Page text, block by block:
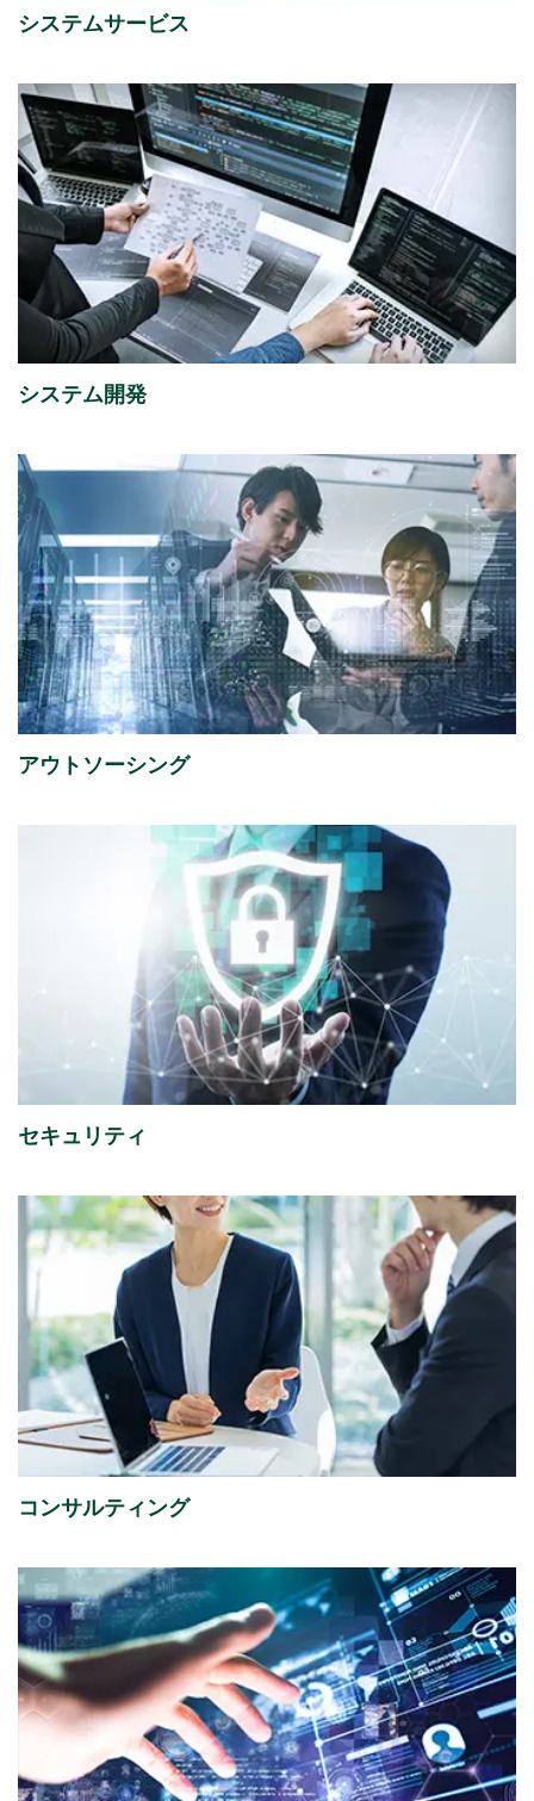
始める課題の可視化と対策準備』出展のご案内
2026年07月01日 イベント
富士通株式会社主催イベント「Fujitsu Experience
Day 2026」
出展のご案内
2026年08月06日 経営・財務
「さくらケーシーエス、ヴィッセル神戸オフィシャル
パートナーとして2026/27シーズンを応援」を掲載し
ました。
（4,123KB）
「ITトレンドEXPO2026 Summer」出展のご案内
2026年07月31日 経営・財務
2027年３月期 第１四半期決算概況 （1,736KB）
2026年07月31日
（356KB）
経営・財務
『1,149件のAI活用アイデアが集結「生成AIプロンプト
コンテストを開催」』を掲載しました。
（4,221KB）
2026年07月16日
2026年07月13日 経営・財務
譲渡制限付株式報酬としての自己株式の処分の払込完
了に関するお知らせ
（88KB）
2026年07月08日 経営・財務
「さくらケーシーエスボランティア基金」の2025年度
寄付先を掲載しました。
2026年07月01日 イベント
ISR社主催セミナー『迫る、経済産業省「サプライチェ
ーン強化に向けたセキュリティ対策評価制度」今すぐ
始める課題の可視化と対策準備』出展のご案内
2026年07月01日 イベント
システムサービス
システム開発
アウトソーシング
セキュリティ
コンサルティング